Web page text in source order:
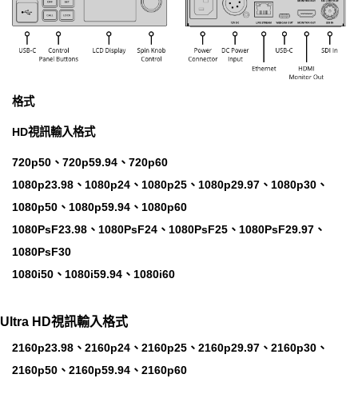
格式
HD視訊輸入格式
720p50、720p59.94、720p60
1080p23.98、1080p24、1080p25、1080p29.97、1080p30、
1080p50、1080p59.94、1080p60
1080PsF23.98、1080PsF24、1080PsF25、1080PsF29.97、
1080PsF30
1080i50、1080i59.94、1080i60
Ultra HD視訊輸入格式
2160p23.98、2160p24、2160p25、2160p29.97、2160p30、
2160p50、2160p59.94、2160p60